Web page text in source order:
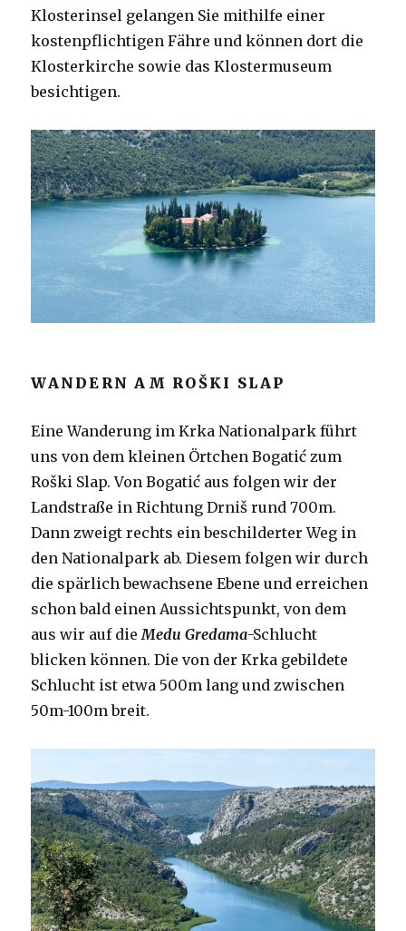
Klosterinsel gelangen Sie mithilfe einer
kostenpflichtigen Fähre und können dort die
Klosterkirche sowie das Klostermuseum
besichtigen.
WANDERN AM ROŠKI SLAP
Eine Wanderung im Krka Nationalpark führt
uns von dem kleinen Örtchen Bogatić zum
Roški Slap. Von Bogatić aus folgen wir der
Landstraße in Richtung Drniš rund 700m.
Dann zweigt rechts ein beschilderter Weg in
den Nationalpark ab. Diesem folgen wir durch
die spärlich bewachsene Ebene und erreichen
schon bald einen Aussichtspunkt, von dem
aus wir auf dieMedu Gredama-Schlucht
blicken können. Die von der Krka gebildete
Schlucht ist etwa 500m lang und zwischen
50m-100m breit.